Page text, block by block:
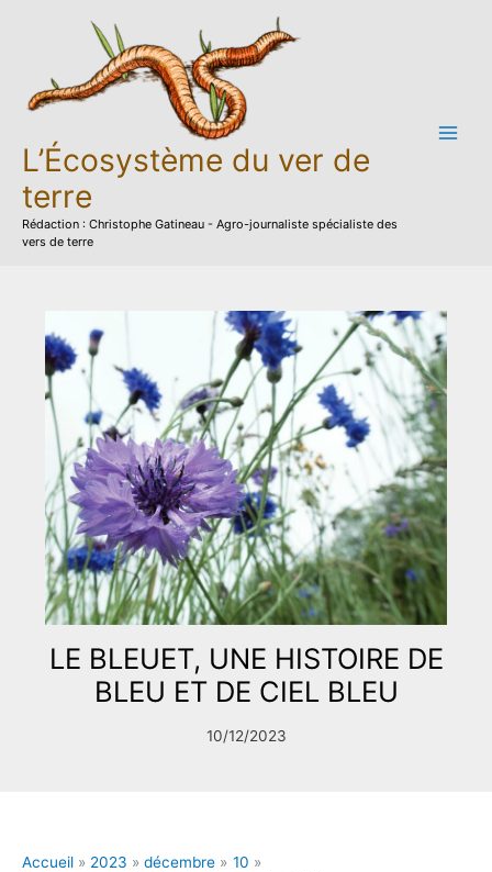
L’Écosystème du ver de
terre
Rédaction : Christophe Gatineau - Agro-journaliste spécialiste des
vers de terre
LE BLEUET, UNE HISTOIRE DE
BLEU ET DE CIEL BLEU
10/12/2023
Accueil 2023 décembre
10